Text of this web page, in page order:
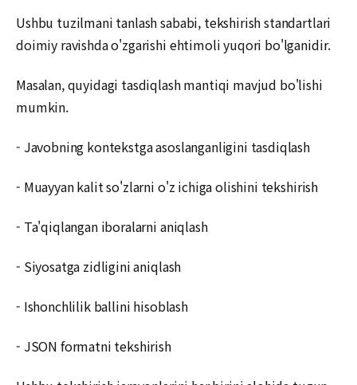
Ushbu tuzilmani tanlash sababi, tekshirish standartlari
doimiy ravishda o'zgarishi ehtimoli yuqori bo'lganidir.
Masalan, quyidagi tasdiqlash mantiqi mavjud bo'lishi
mumkin.
- Javobning kontekstga asoslanganligini tasdiqlash
- Muayyan kalit so'zlarni o'z ichiga olishini tekshirish
- Ta'qiqlangan iboralarni aniqlash
- Siyosatga zidligini aniqlash
- Ishonchlilik ballini hisoblash
- JSON formatni tekshirish